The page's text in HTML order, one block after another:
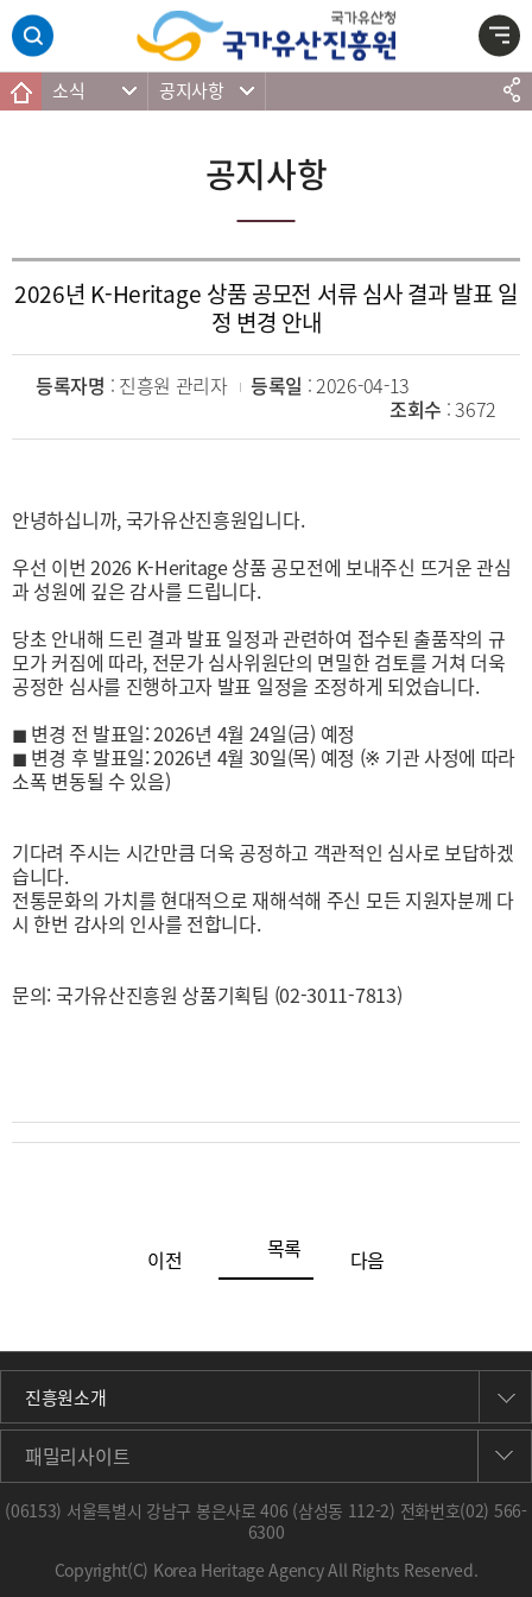
본문 바로가기
주메뉴 바로가기
하단 바로가기
소식 공지사항
공지사항
2026년 K-Heritage 상품 공모전 서류 심사 결과 발표 일
정 변경 안내
등록자명 : 진흥원 관리자 등록일 : 2026-04-13
조회수 : 3672
안녕하십니까, 국가유산진흥원입니다.
우선 이번 2026 K-Heritage 상품 공모전에 보내주신 뜨거운 관심
과 성원에 깊은 감사를 드립니다.
당초 안내해 드린 결과 발표 일정과 관련하여 접수된 출품작의 규
모가 커짐에 따라, 전문가 심사위원단의 면밀한 검토를 거쳐 더욱
공정한 심사를 진행하고자 발표 일정을 조정하게 되었습니다.
◼ 변경 전 발표일: 2026년 4월 24일(금) 예정
◼ 변경 후 발표일: 2026년 4월 30일(목) 예정 (※ 기관 사정에 따라
소폭 변동될 수 있음)
기다려 주시는 시간만큼 더욱 공정하고 객관적인 심사로 보답하겠
습니다.
전통문화의 가치를 현대적으로 재해석해 주신 모든 지원자분께 다
시 한번 감사의 인사를 전합니다.
문의: 국가유산진흥원 상품기획팀 (02-3011-7813)
이전 목록 다음
진흥원소개
패밀리사이트
(06153) 서울특별시 강남구 봉은사로 406 (삼성동 112-2) 전화번호(02) 566-
6300
Copyright(C) Korea Heritage Agency All Rights Reserved.